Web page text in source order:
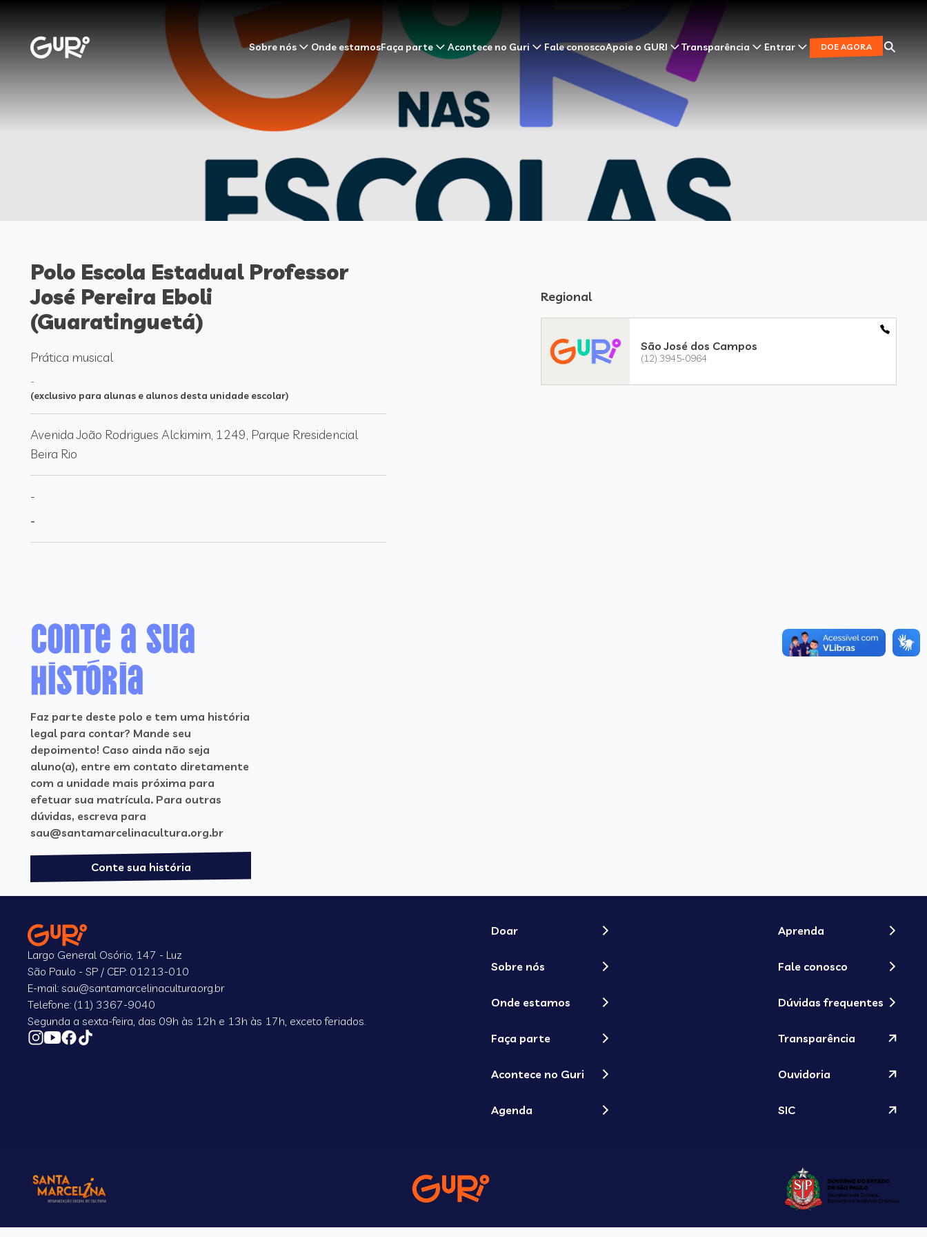
Sobre nós Onde estamosFaça parte Acontece no Guri Fale conoscoApoie o GURI Transparência Entrar DOE AGORA
Polo Escola Estadual Professor
José Pereira Eboli
(Guaratinguetá)
Prática musical
-
(exclusivo para alunas e alunos desta unidade escolar)
Avenida João Rodrigues Alckimim, 1249, Parque Rresidencial
Beira Rio
-
-
Regional
São José dos Campos
(12) 3945-0964
Conte a sua
história
Faz parte deste polo e tem uma história
legal para contar? Mande seu
depoimento! Caso ainda não seja
aluno(a), entre em contato diretamente
com a unidade mais próxima para
efetuar sua matrícula. Para outras
dúvidas, escreva para
sau@santamarcelinacultura.org.br
Conte sua história
Largo General Osório, 147 - Luz
São Paulo - SP / CEP: 01213-010
E-mail: sau@santamarcelinacultura.org.br
Telefone: (11) 3367-9040
Segunda a sexta-feira, das 09h às 12h e 13h às 17h, exceto feriados.
Doar
Sobre nós
Onde estamos
Faça parte
Acontece no Guri
Agenda
Aprenda
Fale conosco
Dúvidas frequentes
Transparência
Ouvidoria
SIC